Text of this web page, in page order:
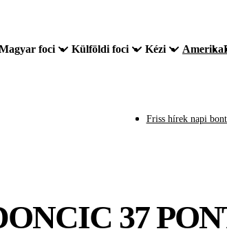
foci Külföldi foci Kézi Amerika
Friss hírek napi
37